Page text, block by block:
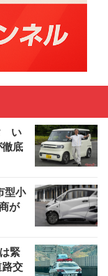
い
底
型小
が
緊
交